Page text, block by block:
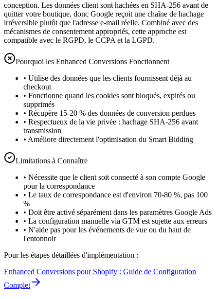
conception. Les données client sont hachées en SHA-256 avant de
quitter votre boutique, donc Google reçoit une chaîne de hachage
irréversible plutôt que l'adresse e-mail réelle. Combiné avec des
mécanismes de consentement appropriés, cette approche est
compatible avec le RGPD, le CCPA et la LGPD.
Pourquoi les Enhanced Conversions Fonctionnent
• Utilise des données que les clients fournissent déjà au
checkout
• Fonctionne quand les cookies sont bloqués, expirés ou
supprimés
• Récupère 15-20 % des données de conversion perdues
• Respectueux de la vie privée : hachage SHA-256 avant
transmission
• Améliore directement l'optimisation du Smart Bidding
Limitations à Connaître
• Nécessite que le client soit connecté à son compte Google
pour la correspondance
• Le taux de correspondance est d'environ 70-80 %, pas 100
%
• Doit être activé séparément dans les paramètres Google Ads
• La configuration manuelle via GTM est sujette aux erreurs
• N'aide pas pour les événements de vue ou du haut de
l'entonnoir
Pour les étapes détaillées d'implémentation :
Enhanced Conversions pour Shopify : Guide de Configuration
Complet